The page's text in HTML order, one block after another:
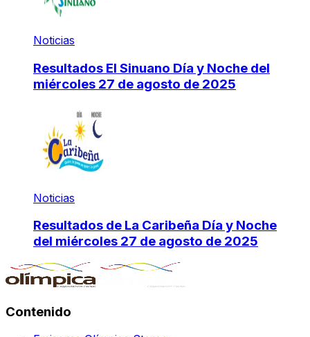
Noticias
Resultados El Sinuano Día y Noche del
miércoles 27 de agosto de 2025
Noticias
Resultados de La Caribeña Día y Noche
del miércoles 27 de agosto de 2025
Contenido